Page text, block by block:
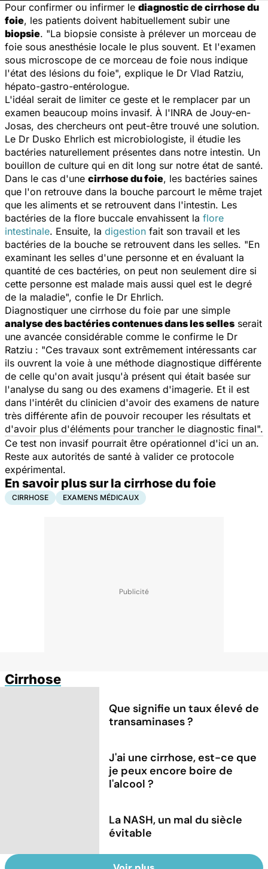
Pour confirmer ou infirmer le diagnostic de cirrhose du
foie, les patients doivent habituellement subir une
biopsie. "La biopsie consiste à prélever un morceau de
foie sous anesthésie locale le plus souvent. Et l'examen
sous microscope de ce morceau de foie nous indique
l'état des lésions du foie", explique le Dr Vlad Ratziu,
hépato-gastro-entérologue.
L'idéal serait de limiter ce geste et le remplacer par un
examen beaucoup moins invasif. À l'INRA de Jouy-en-
Josas, des chercheurs ont peut-être trouvé une solution.
Le Dr Dusko Ehrlich est microbiologiste, il étudie les
bactéries naturellement présentes dans notre intestin. Un
bouillon de culture qui en dit long sur notre état de santé.
Dans le cas d'une cirrhose du foie, les bactéries saines
que l'on retrouve dans la bouche parcourt le même trajet
que les aliments et se retrouvent dans l'intestin. Les
bactéries de la flore buccale envahissent la flore
intestinale. Ensuite, la digestion fait son travail et les
bactéries de la bouche se retrouvent dans les selles. "En
examinant les selles d'une personne et en évaluant la
quantité de ces bactéries, on peut non seulement dire si
cette personne est malade mais aussi quel est le degré
de la maladie", confie le Dr Ehrlich.
Diagnostiquer une cirrhose du foie par une simple
analyse des bactéries contenues dans les selles serait
une avancée considérable comme le confirme le Dr
Ratziu : "Ces travaux sont extrêmement intéressants car
ils ouvrent la voie à une méthode diagnostique différente
de celle qu'on avait jusqu'à présent qui était basée sur
l'analyse du sang ou des examens d'imagerie. Et il est
dans l'intérêt du clinicien d'avoir des examens de nature
très différente afin de pouvoir recouper les résultats et
d'avoir plus d'éléments pour trancher le diagnostic final".
Ce test non invasif pourrait être opérationnel d'ici un an.
Reste aux autorités de santé à valider ce protocole
expérimental.
En savoir plus sur la cirrhose du foie
CIRRHOSE EXAMENS MÉDICAUX
Cirrhose
Que signifie un taux élevé de
transaminases ?
J'ai une cirrhose, est-ce que
je peux encore boire de
l'alcool ?
La NASH, un mal du siècle
évitable